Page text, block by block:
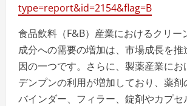
type=report&id=2154&flag=B
食品飲料（F&B）産業におけるクリー
成分への需要の増加は、市場成長を
因の一つです。さらに、製薬産業にお
デンプンの利用が増加しており、薬剤
バインダー、フィラー、錠剤やカプセ